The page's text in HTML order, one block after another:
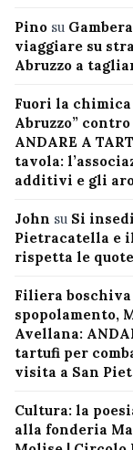
Pino su
viaggiare su
Abruzzo a
Fuori la
Abruzzo”
ANDARE A
tavola:
additivi e gli
John su Si
Pietracatella e
rispetta le
Filiera
spopolamento,
Avellana:
tartufi per
visita a San
Cultura: la
alla fonderia